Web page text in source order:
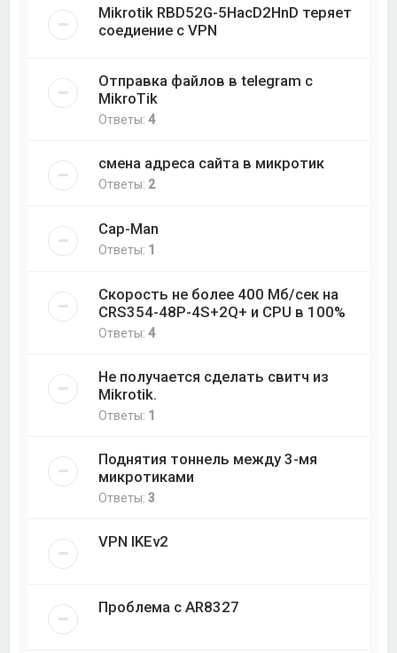
Mikrotik RBD52G-5HacD2HnD теряет
соедиение с VPN
Отправка файлов в telegram с
MikroTik
Ответы:4
смена адреса сайта в микротик
Ответы: 2
Cap-Man
Ответы: 1
Скорость не более 400 Мб/cек на
CRS354-48P-4S+2Q+ и CPU в 100%
Ответы:4
Не получается сделать свитч из
Mikrotik.
Ответы: 1
Поднятия тоннель между 3-мя
микротиками
Ответы:3
VPN IKEv2
Проблема с AR8327